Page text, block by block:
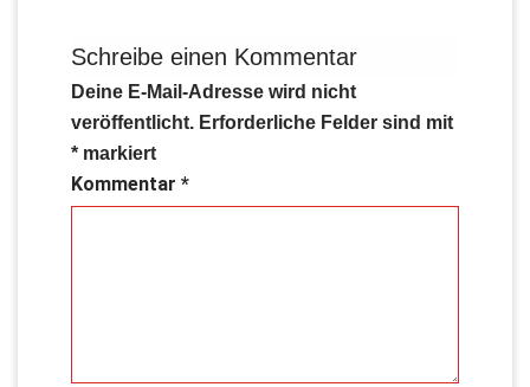
Schreibe einen Kommentar
Deine E-Mail-Adresse wird nicht
veröffentlicht. Erforderliche Felder sind mit
* markiert
Kommentar *